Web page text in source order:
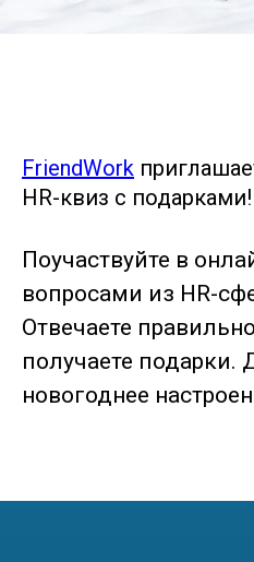
FriendWork
HR-квиз с подарками!
Поучаствуйте в
вопросами из HR-
Отвечаете
получаете подарки.
новогоднее